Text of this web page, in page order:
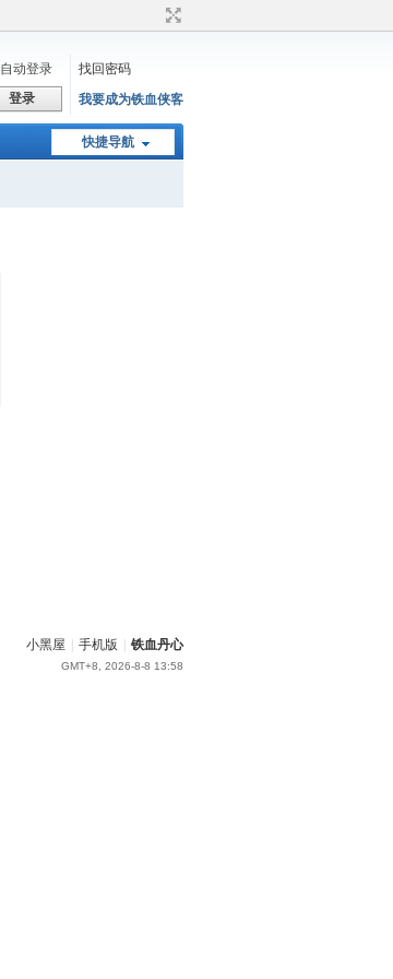
自动登录
找回密码
登录 我要成为铁血侠客
快捷导航
小黑屋 手机版 铁血丹心
GMT+8, 2026-8-8 13:58